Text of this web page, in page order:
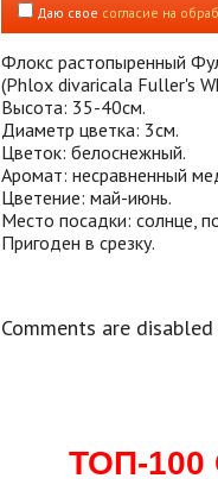
Даю свое согласие на
Флокс растопыренный
(Phlox divaricala Fuller's
Высота: 35-40см.
Диаметр цветка: 3см.
Цветок: белоснежный.
Аромат: несравненный
Цветение: май-июнь.
Место посадки: солнце,
Пригоден в срезку.
Comments are disabled
ТОП-